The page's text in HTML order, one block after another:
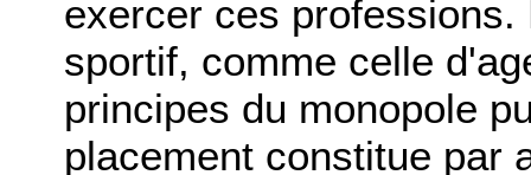
exercer ces
sportif, comme celle
principes du monopole
placement constitue par